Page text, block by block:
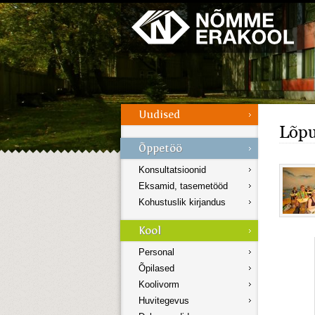
Menüü
Galerii
Konsultatsioonid
Eksamid, tasemetööd
Kohustuslik kirjandus
Personal
Õpilased
Koolivorm
Huvitegevus